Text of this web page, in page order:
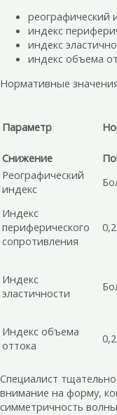
реографический
индекс
индекс
индекс объема
Нормативные
Параметр
Снижение
Реографический
индекс
Индекс
периферического
сопротивления
Индекс
эластичности
Индекс объема
оттока
Специалист
внимание на форму,
симметричность